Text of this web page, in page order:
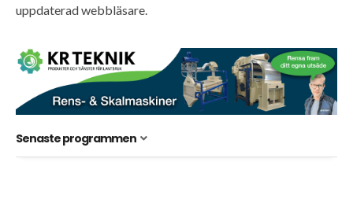
uppdaterad webbläsare.
Senaste programmen